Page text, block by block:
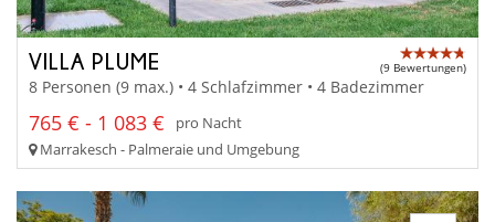
VILLA PLUME (9 Bewertungen)
8 Personen (9 max.) • 4 Schlafzimmer • 4 Badezimmer
765 € - 1 083 €
pro Nacht
Marrakesch - Palmeraie und Umgebung